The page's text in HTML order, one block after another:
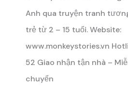
Anh qua truyện tranh
trẻ từ 2 – 15 tuổi.Website:
www.monkeystories.vn
52 Giao nhận tận nhà –
chuyển